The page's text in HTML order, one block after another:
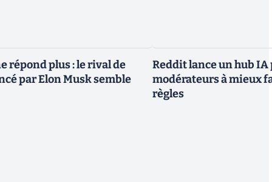
répond plus : le rival de
par Elon Musk semble
Reddit lance un hub IA
modérateurs à mieux
règles